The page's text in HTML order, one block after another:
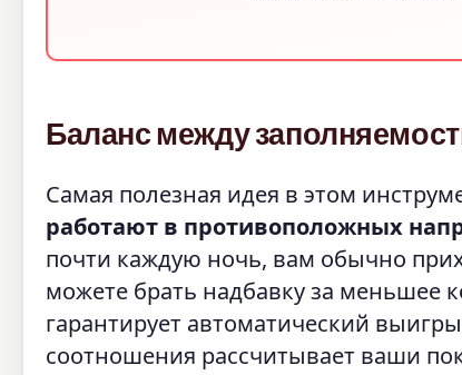
Баланс между
Самая полезная идея в этом
работают в противоположных
почти каждую ночь, вам обычно
можете брать надбавку за меньшее
гарантирует автоматический
соотношения рассчитывает ваши